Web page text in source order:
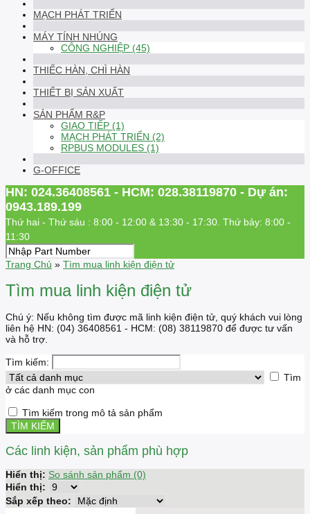
MẠCH PHÁT TRIỂN
MÁY TÍNH NHÚNG
CÔNG NGHIỆP (45)
THIẾC HÀN, CHÌ HÀN
THIẾT BỊ SẢN XUẤT
SẢN PHẨM R&P
GIAO TIẾP (1)
MẠCH PHÁT TRIỂN (2)
RPBUS MODULES (1)
G-OFFICE
HN: 024.36408561 - HCM: 028.38119870 - Dự án:
0943.189.199
Thứ hai - Thứ sáu : 8:00 - 12:00 & 13:30 - 17:30. Thứ bảy: 8:00 -
11:30
Trang Chủ » Tìm mua linh kiện điện tử
Tìm mua linh kiện điện tử
Chú ý: Nếu không tìm được mã linh kiện điện tử, quý khách vui lòng
liên hệ HN: (04) 36408561 - HCM: (08) 38119870 để được tư vấn
và hỗ trợ.
Tìm kiếm:
Tìm
ở các danh mục con
Tìm kiếm trong mô tả sản phẩm
Các linh kiện, sản phẩm phù hợp
Hiển thị: So sánh sản phẩm (0)
Hiển thị:
Sắp xếp theo: